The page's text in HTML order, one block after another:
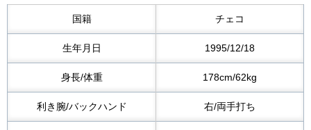
国籍 チェコ
生年月日 1995/12/18
身長/体重 178cm/62kg
利き腕/バックハンド 右/両手打ち